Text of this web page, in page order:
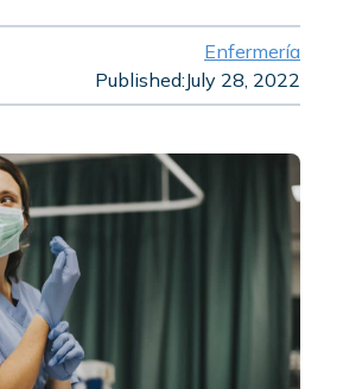
Enfermería
Published:July 28, 2022